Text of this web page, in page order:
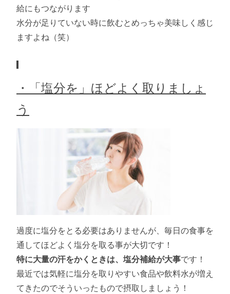
給にもつながります
水分が足りていない時に飲むとめっちゃ美味しく感じ
ますよね（笑）
・「塩分を」ほどよく取りましょ
う
過度に塩分をとる必要はありませんが、毎日の食事を
通してほどよく塩分を取る事が大切です！
特に大量の汗をかくときは、塩分補給が大事です！
最近では気軽に塩分を取りやすい食品や飲料水が増え
てきたのでそういったもので摂取しましょう！